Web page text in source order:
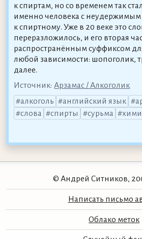
к спиртам, но со временем так
именно человека с неудержимым
к спиртному. Уже в 20 веке это
переразложилось, и его вторая
распространённым суффиксом
любой зависимости: шопоголик,
далее.
Источник: Арзамас / Алкоголик
алкоголь
английский язык
слова
спирты сурьма
© Андрей Ситников,
Написать письмо
Облако меток